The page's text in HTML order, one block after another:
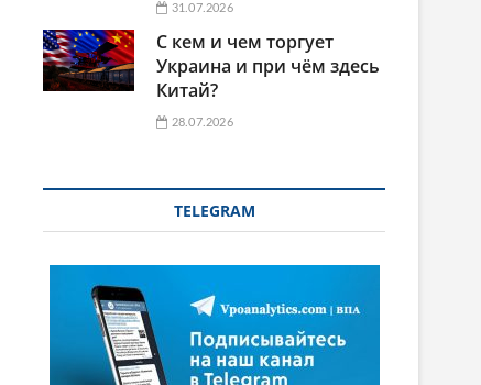
31.07.2026
С кем и чем торгует
Украина и при чём здесь
Китай?
28.07.2026
TELEGRAM